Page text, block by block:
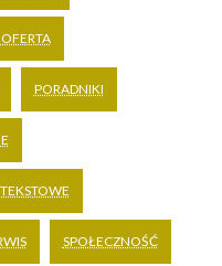
OFERTA
PORADNIKI
SPOŁECZNOŚĆ